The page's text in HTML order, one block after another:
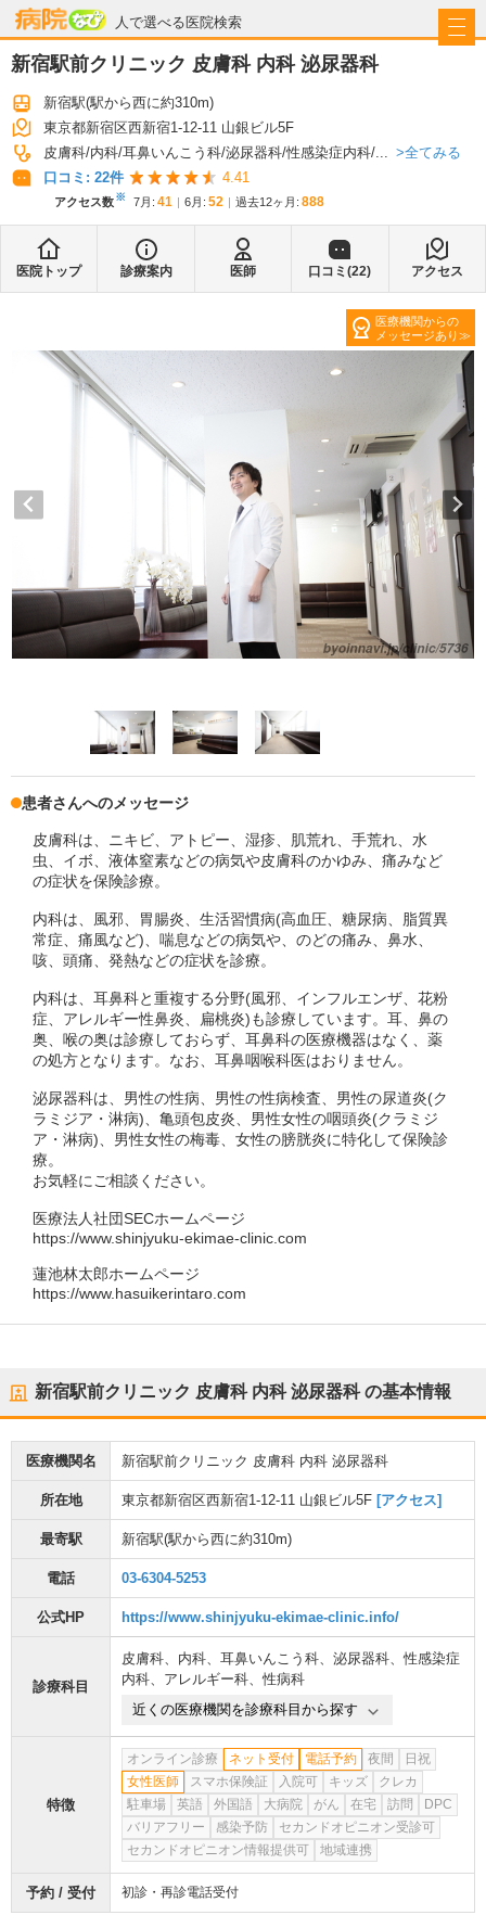
人で選べる医院検索
病院なび
新宿駅前クリニック 皮膚科 内科 泌尿器科
新宿駅(駅から西に約310m)
東京都新宿区西新宿1-12-11 山銀ビル5F
皮膚科 内科 耳鼻いんこう科 泌尿器科 性感染症内科 ...
全てみる
口コミ: 22件 4.41
アクセス数※ 7月 : 41 6月 : 52 過去12ヶ月: 888
医院トップ 診療案内 医師 口コミ(22) アクセス
医療機関からの
メッセージあり
患者さんへのメッセージ
皮膚科は、ニキビ、アトピー、湿疹、肌荒れ、手荒れ、水
虫、イボ、液体窒素などの病気や皮膚科のかゆみ、痛みなど
の症状を保険診療。
内科は、風邪、胃腸炎、生活習慣病(高血圧、糖尿病、脂質異
常症、痛風など)、喘息などの病気や、のどの痛み、鼻水、
咳、頭痛、発熱などの症状を診療。
内科は、耳鼻科と重複する分野(風邪、インフルエンザ、花粉
症、アレルギー性鼻炎、扁桃炎)も診療しています。耳、鼻の
奥、喉の奥は診療しておらず、耳鼻科の医療機器はなく、薬
の処方となります。なお、耳鼻咽喉科医はおりません。
泌尿器科は、男性の性病、男性の性病検査、男性の尿道炎(ク
ラミジア・淋病)、亀頭包皮炎、男性女性の咽頭炎(クラミジ
ア・淋病)、男性女性の梅毒、女性の膀胱炎に特化して保険診
療。
お気軽にご相談ください。
医療法人社団SECホームページ
https://www.shinjyuku-ekimae-clinic.com
蓮池林太郎ホームページ
https://www.hasuikerintaro.com
新宿駅前クリニック 皮膚科 内科 泌尿器科の基本情報
医療機関名 新宿駅前クリニック 皮膚科 内科 泌尿器科
所在地 東京都新宿区西新宿1-12-11 山銀ビル5F [アクセス]
最寄駅 新宿駅(駅から西に約310m)
電話 03-6304-5253
公式HP https://www.shinjyuku-ekimae-clinic.info/
診療科目
皮膚科、 内科、 耳鼻いんこう科、 泌尿器科、性感染症
内科、 アレルギー科、性病科
近くの医療機関を診療科目から探す
特徴
オンライン診療 ネット受付 電話予約 夜間
日祝
女性医師
スマホ保険証 入院可 キッズ
クレカ
駐車場
英語 外国語 大病院 がん 在宅 訪問
DPC
バリアフリー
感染予防
セカンドオピニオン受診可
セカンドオピニオン情報提供可
地域連携
予約 / 受付 初診・再診電話受付